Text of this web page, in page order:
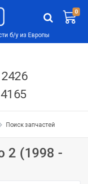
0
б/у из Европы
Поиск запчастей
2 (1998 -